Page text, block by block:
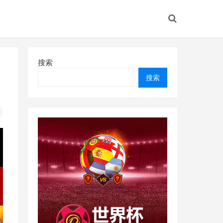
搜索
搜索